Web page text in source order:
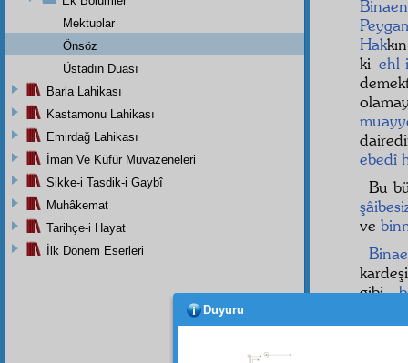
Hak
ki
ebedî
Bu
ve
gibi,
ilâve
Mektuplar
Önsöz
Üstadın Duası
Barla Lahikası
Kastamonu Lahikası
Emirdağ Lahikası
İman Ve Küfür Muvazeneleri
Sikke-i Tasdik-i Gaybî
Muhâkemat
Tarihçe-i Hayat
İlk Dönem Eserleri
Duyuru